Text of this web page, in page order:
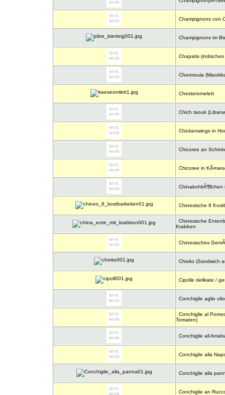
Champignons con
Champignons im
Chapatis
Chermoula
Chesteromelett
Chich taouk
Chickenwings in
Chicoree an
Chicoree in
ChinakohlrÃ¶llchen
Chinesische 8
Chinesische
Krabben
Chinesisches
Chivito (Sandwich
Cipolle delikate /
Conchiglie aglio olio
Conchiglie al
Tomaten)
Conchiglie all
Conchiglie alla
Conchiglie alla
Conchiglie an